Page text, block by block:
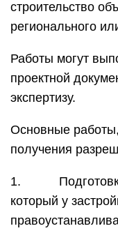
строительство
регионального
Работы могут
проектной
экспертизу.
Основные
получения
1. Подготовка
который у